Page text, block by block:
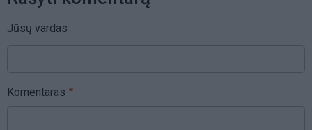
Jūsų vardas
Komentaras